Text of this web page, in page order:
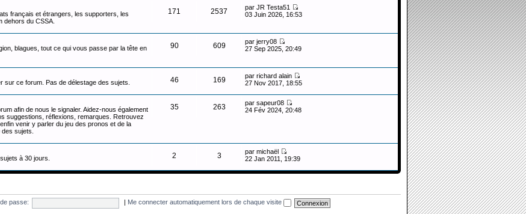
français et étrangers, les supporters, les
dehors du CSSA.
171 2537 par JR Testa51
03 Juin 2026, 16:53
blagues, tout ce qui vous passe par la tête en
90 609 par jerry08
27 Sep 2025, 20:49
ce forum. Pas de délestage des sujets.
46 169 par richard alain
27 Nov 2017, 18:55
afin de nous le signaler. Aidez-nous également
suggestions, réflexions, remarques. Retrouvez
venir y parler du jeu des pronos et de la
sujets.
35 263 par sapeur08
24 Fév 2024, 20:48
à 30 jours.
2 3 par michaël
22 Jan 2011, 19:39
passe: Me connecter automatiquement lors de chaque visite